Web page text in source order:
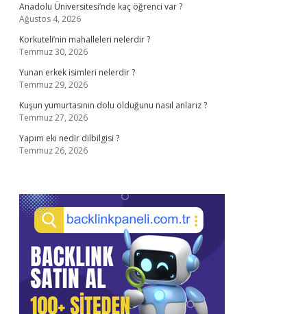
Anadolu Üniversitesi’nde kaç öğrenci var ?
Ağustos 4, 2026
Korkuteli’nin mahalleleri nelerdir ?
Temmuz 30, 2026
Yunan erkek isimleri nelerdir ?
Temmuz 29, 2026
Kuşun yumurtasının dolu olduğunu nasıl anlarız ?
Temmuz 27, 2026
Yapım eki nedir dilbilgisi ?
Temmuz 26, 2026